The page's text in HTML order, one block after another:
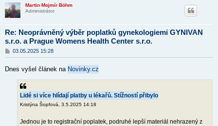
Martin Mojmír Böhm
Administrátor
Re: Neoprávněný výběr poplatků gynekologiemi GYNIVAN
s.r.o. a Prague Womens Health Center s.r.o.
P
ř
s
03.05.2025 15:28
Dnes vyšel článek na Novinky.cz
Lidé si více hlídají platby u lékařů. Stížností přibylo
Kristýna Šopfová, 3.5.2025 14:18
Jednou je to registrační poplatek, podruhé lepší materiál nehrazený z